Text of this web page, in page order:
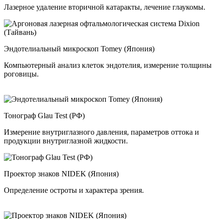
Лазерное удаление вторичной катаракты, лечение глаукомы.
Эндотелиальный микроскоп Tomey (Япония)
Компьютерный анализ клеток эндотелия, измерение толщины
роговицы.
Тонограф Glau Test (РФ)
Измерение внутриглазного давления, параметров оттока и
продукции внутриглазной жидкости.
Проектор знаков NIDEK (Япония)
Определение остроты и характера зрения.